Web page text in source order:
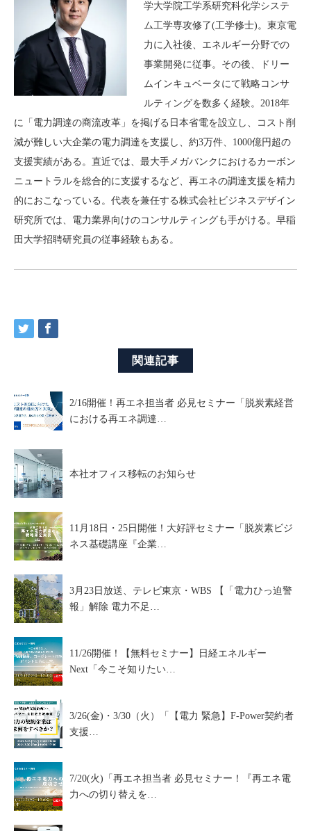
学大学院工学系研究科化学システ
ム工学専攻修了(工学修士)。東京電
力に入社後、エネルギー分野での
事業開発に従事。その後、ドリー
ムインキュベータにて戦略コンサ
ルティングを数多く経験。2018年
に「電力調達の商流改革」を掲げる日本省電を設立し、コスト削
減が難しい大企業の電力調達を支援し、約3万件、1000億円超の
支援実績がある。直近では、最大手メガバンクにおけるカーボン
ニュートラルを総合的に支援するなど、再エネの調達支援を精力
的におこなっている。代表を兼任する株式会社ビジネスデザイン
研究所では、電力業界向けのコンサルティングも手がける。早稲
田大学招聘研究員の従事経験もある。
関連記事
2/16開催！再エネ担当者 必見セミナー「脱炭素経営
における再エネ調達…
本社オフィス移転のお知らせ
11月18日・25日開催！大好評セミナー「脱炭素ビジ
ネス基礎講座『企業…
3月23日放送、テレビ東京・WBS 【「電力ひっ迫警
報」解除 電力不足…
11/26開催！【無料セミナー】日経エネルギー
Next「今こそ知りたい…
3/26(金)・3/30（火）「【電力 緊急】F-Power契約者
支援…
7/20(火)「再エネ担当者 必見セミナー！『再エネ電
力への切り替えを…